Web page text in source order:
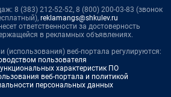
8 (383) 212-52-52, 8 (800) 200-03-83 (звонок
reklamangs@shkulev.ru
ответственности за достоверность
в рекламных объявлениях.
(использования) веб-портала регулируются:
пользователя
характеристик ПО
веб-портала и политикой
персональных данных